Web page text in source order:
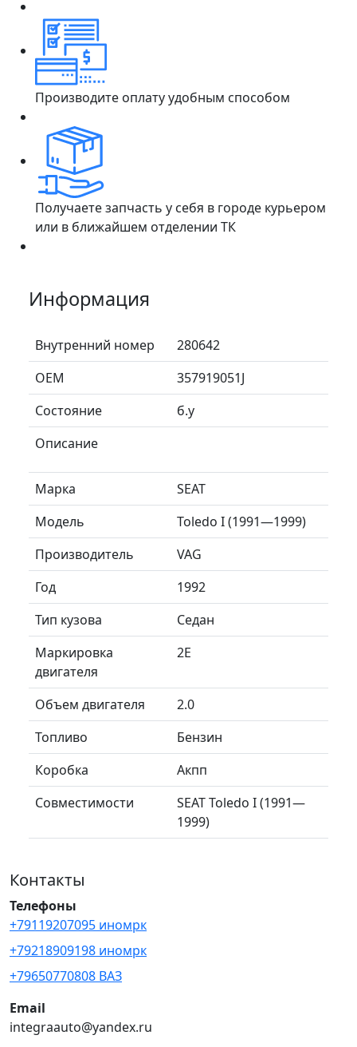
Производите оплату удобным способом
Получаете запчасть у себя в городе курьером
или в ближайшем отделении ТК
Информация
Внутренний номер
280642
ОЕМ
357919051J
Состояние
б.у
Описание
Марка
SEAT
Модель
Toledo I (1991—1999)
Производитель
VAG
Год
1992
Тип кузова
Седан
Маркировка
двигателя
2E
Объем двигателя
2.0
Топливо
Бензин
Коробка
Акпп
Совместимости
SEAT Toledo I (1991—
1999)
Контакты
Телефоны
+79119207095 иномрк
+79218909198 иномрк
+79650770808 ВАЗ
Email
integraauto@yandex.ru